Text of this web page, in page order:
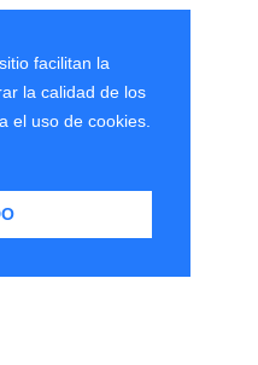
facilitan la
la calidad de los
el uso de cookies.